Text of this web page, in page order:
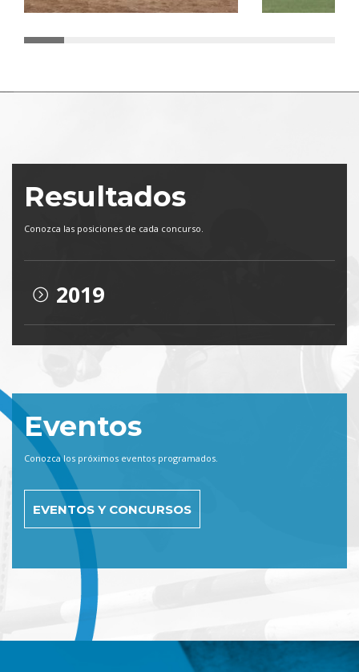
Resultados
Conozca las posiciones de cada concurso.
2019
Eventos
Conozca los próximos eventos programados.
EVENTOS Y CONCURSOS